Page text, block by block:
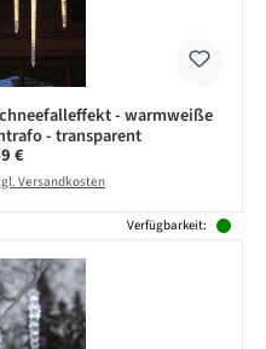
- warmweiße
- transparent
Preis:
€
Versandkosten
Verfügbarkeit: